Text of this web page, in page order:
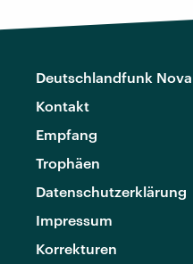
Deutschlandfunk Nova
Kontakt
Empfang
Trophäen
Datenschutzerklärung
Impressum
Korrekturen